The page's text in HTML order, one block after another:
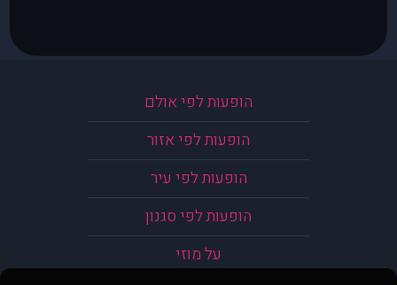
הופעות לפי אולם
הופעות לפי אזור
הופעות לפי עיר
הופעות לפי סגנון
על מוזי